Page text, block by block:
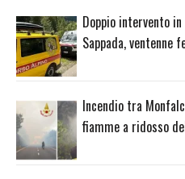
Doppio intervento
Sappada, ventenne
Incendio tra
fiamme a ridosso